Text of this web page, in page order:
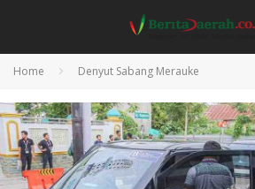
Home Denyut Sabang Merauke